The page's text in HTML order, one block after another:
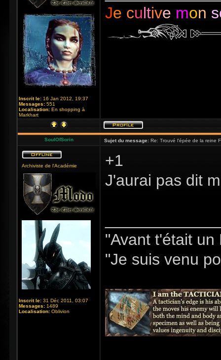
Inscrit le: 16 Jan 2012, 19:37
Messages: 551
Localisation: En shopping à
Markhart
Je cultive mon
SoulOfSorin Sujet du message: Re: Trouvé l'épée de la reine
Archiviste de l'Académie
Inscrit le: 31 Déc 2011, 03:07
Messages: 1489
Localisation: Oblivion
+1
J'aurai pas dit
"Avant t'était
"Je suis venu